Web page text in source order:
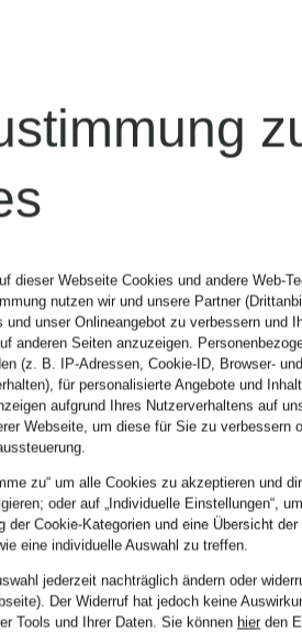
dieser Webseite Cookies und andere Web-
nutzen wir und unsere Partner
und unser Onlineangebot zu verbessern und
anderen Seiten anzuzeigen.
(z. B. IP-Adressen, Cookie-ID, Browser-
für personalisierte Angebote und
aufgrund Ihres Nutzerverhaltens auf
Webseite, um diese für Sie zu verbessern
zu“ um alle Cookies zu akzeptieren und
oder auf „Individuelle Einstellungen“,
der Cookie-Kategorien und eine Übersicht
eine individuelle Auswahl zu treffen.
jederzeit nachträglich ändern oder
Der Widerruf hat jedoch keine
Tools und Ihrer Daten. Sie können hier den